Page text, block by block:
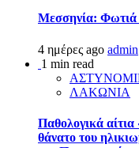
Μεσσηνία: Φωτιά
4 ημέρες ago admin
1 min read
ΛΑΚΩΝΙΑ
Παθολογικά αίτια
θάνατο του